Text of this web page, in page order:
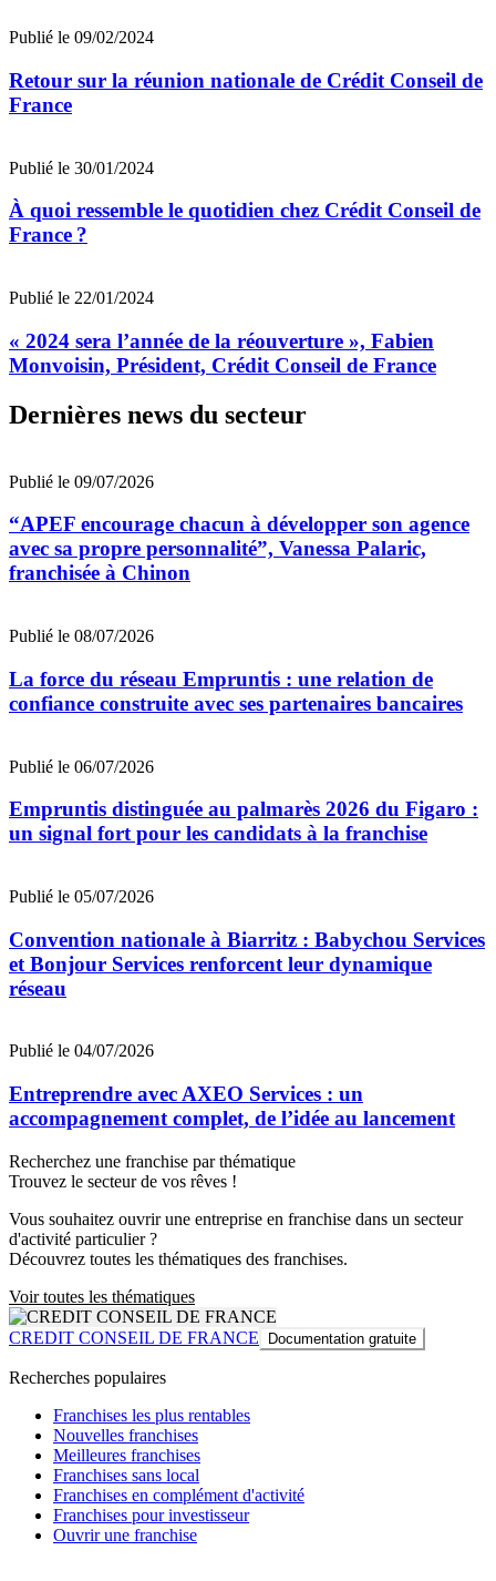
Publié le 09/02/2024
Retour sur la réunion nationale de Crédit Conseil de
France
Publié le 30/01/2024
À quoi ressemble le quotidien chez Crédit Conseil de
France ?
Publié le 22/01/2024
« 2024 sera l’année de la réouverture », Fabien
Monvoisin, Président, Crédit Conseil de France
Dernières news du secteur
Publié le 09/07/2026
“APEF encourage chacun à développer son agence
avec sa propre personnalité”, Vanessa Palaric,
franchisée à Chinon
Publié le 08/07/2026
La force du réseau Empruntis : une relation de
confiance construite avec ses partenaires bancaires
Publié le 06/07/2026
Empruntis distinguée au palmarès 2026 du Figaro :
un signal fort pour les candidats à la franchise
Publié le 05/07/2026
Convention nationale à Biarritz : Babychou Services
et Bonjour Services renforcent leur dynamique
réseau
Publié le 04/07/2026
Entreprendre avec AXEO Services : un
accompagnement complet, de l’idée au lancement
Recherchez une franchise par thématique
Trouvez le secteur de vos rêves !
Vous souhaitez ouvrir une entreprise en franchise dans un secteur
d'activité particulier ?
Découvrez toutes les thématiques des franchises.
Voir toutes les thématiques
CREDIT CONSEIL DE FRANCE Documentation gratuite
Recherches populaires
Franchises les plus rentables
Nouvelles franchises
Meilleures franchises
Franchises sans local
Franchises en complément d'activité
Franchises pour investisseur
Ouvrir une franchise